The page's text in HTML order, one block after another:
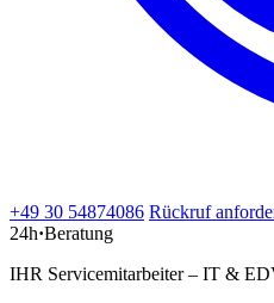
+49 30 54874086 Rückruf
24h·Beratung
IHR Servicemitarbeiter – IT &